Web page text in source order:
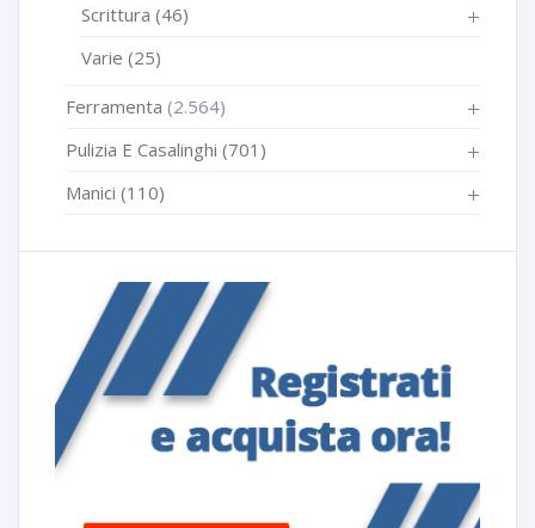
Scrittura (46)
Varie (25)
Ferramenta (2.564)
Pulizia E Casalinghi (701)
Manici (110)